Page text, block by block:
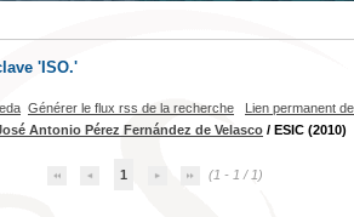
'ISO.'
Générer le flux rss de la recherche Lien permanent
Antonio Pérez Fernández de Velasco / ESIC (2010)
1 (1 - 1 / 1)